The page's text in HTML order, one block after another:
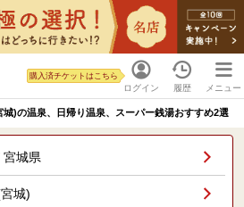
ログイン
購入済チケットはこちら
履歴 メニュー
)の温泉、日帰り温泉、スーパー銭湯おすすめ2選
宮城県
城)